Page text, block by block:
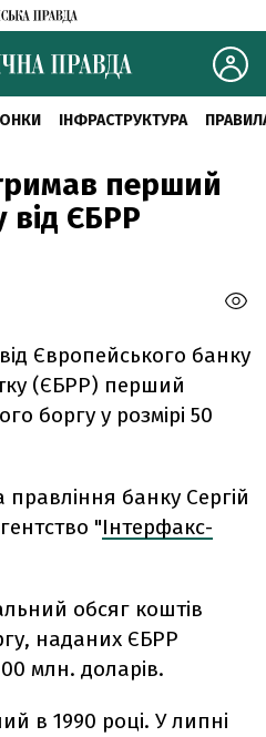
ІНФРАСТРУКТУРА
перший
ЄБРР
Європейського банку
(ЄБРР) перший
боргу у розмірі 50
банку Сергій
"Інтерфакс-
обсяг коштів
наданих ЄБРР
млн. доларів.
в 1990 році. У липні